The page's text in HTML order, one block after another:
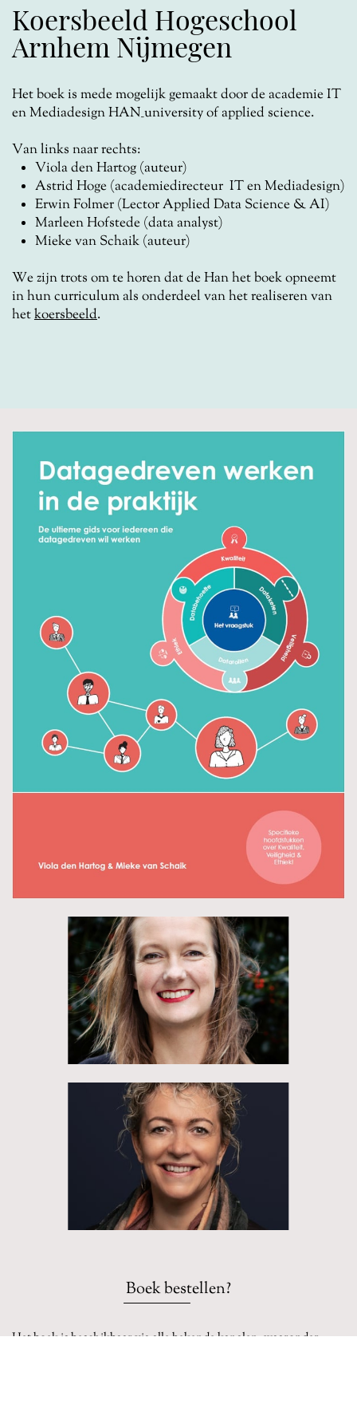
Koersbeeld Hogeschool
Arnhem Nijmegen
Het boek is mede mogelijk gemaakt door de academie IT
en Mediadesign HAN_university of applied science.
Van links naar rechts:
Viola den Hartog (auteur)
Astrid Hoge (academiedirecteur IT en Mediadesign)
Erwin Folmer (Lector Applied Data Science & AI)
Marleen Hofstede (data analyst)
Mieke van Schaik (auteur)
We zijn trots om te horen dat de Han het boek opneemt
in hun curriculum als onderdeel van het realiseren van
hetkoersbeeld.
Boek bestellen?
Het boek is beschikbaar via alle bekende kanalen, waaronder: